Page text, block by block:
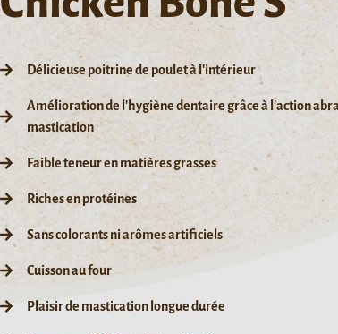
Délicieuse poitrine de poulet à l'intérieur
Amélioration de l'hygiène dentaire grâce à l'action
mastication
Faible teneur en matières grasses
Riches en protéines
Sans colorants ni arômes artificiels
Cuisson au four
Plaisir de mastication longue durée